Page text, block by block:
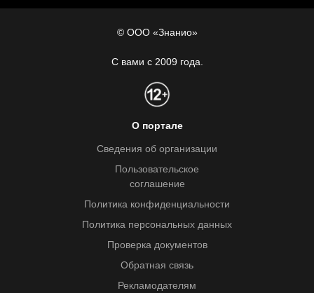
© ООО «Знанио»
С вами с 2009 года.
О портале
Сведения об организации
Пользовательское
соглашение
Политика конфиденциальности
Политика персональных данных
Проверка документов
Обратная связь
Рекламодателям